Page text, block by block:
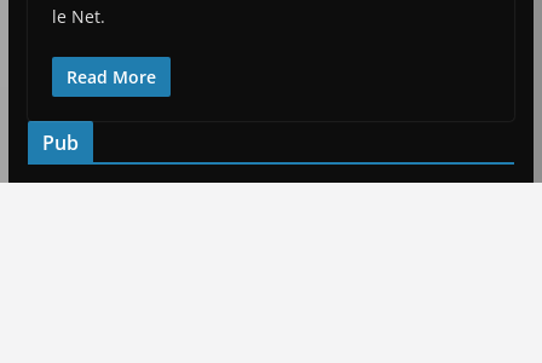
le Net.
Read More
Pub